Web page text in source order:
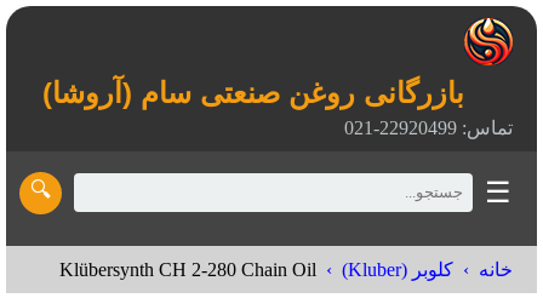
بازرگانی روغن صنعتی سام (آروشا)
تماس: 22920499-021
☰
🔍
خانه کلوبر (Kluber) Klübersynth CH 2-280 Chain Oil